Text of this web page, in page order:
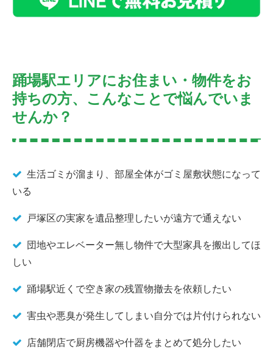
踊場駅エリアにお住まい・物件をお
持ちの方、こんなことで悩んでいま
せんか？
生活ゴミが溜まり、部屋全体がゴミ屋敷状態になって
いる
戸塚区の実家を遺品整理したいが遠方で通えない
団地やエレベーター無し物件で大型家具を搬出してほ
しい
踊場駅近くで空き家の残置物撤去を依頼したい
害虫や悪臭が発生してしまい自分では片付けられない
店舗閉店で厨房機器や什器をまとめて処分したい